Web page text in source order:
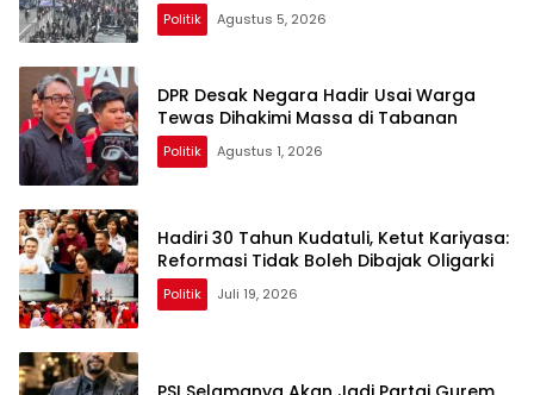
Politik Agustus 5, 2026
DPR Desak Negara Hadir Usai Warga
Tewas Dihakimi Massa di Tabanan
Politik Agustus 1, 2026
Hadiri 30 Tahun Kudatuli, Ketut Kariyasa:
Reformasi Tidak Boleh Dibajak Oligarki
Politik Juli 19, 2026